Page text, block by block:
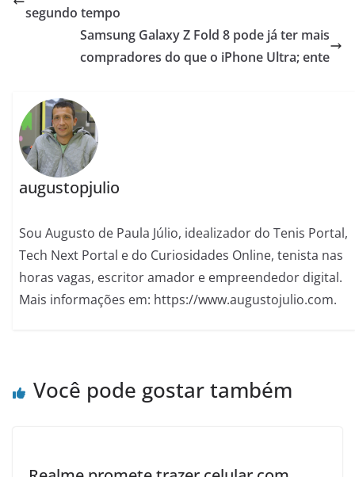
segundo tempo
Samsung Galaxy Z Fold 8 pode já ter mais
compradores do que o iPhone Ultra; ente
augustopjulio
Sou Augusto de Paula Júlio, idealizador do Tenis Portal,
Tech Next Portal e do Curiosidades Online, tenista nas
horas vagas, escritor amador e empreendedor digital.
Mais informações em: https://www.augustojulio.com.
Você pode gostar também